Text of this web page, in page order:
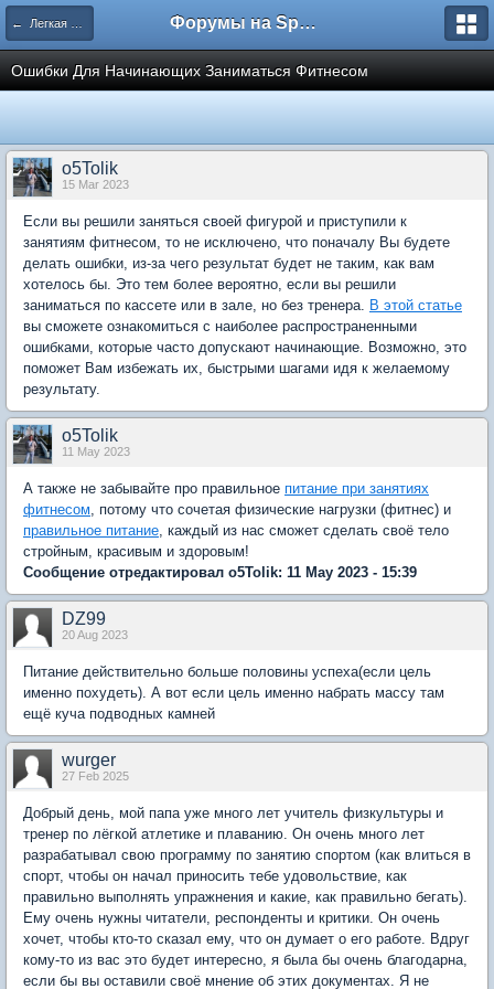
← Легкая атлетика Форумы на Sportbox.ru
Ошибки Для Начинающих Заниматься Фитнесом
o5Tolik
15 Mar 2023
Если вы решили заняться своей фигурой и приступили к
занятиям фитнесом, то не исключено, что поначалу Вы будете
делать ошибки, из-за чего результат будет не таким, как вам
хотелось бы. Это тем более вероятно, если вы решили
заниматься по кассете или в зале, но без тренера. В этой статье
вы сможете ознакомиться с наиболее распространенными
ошибками, которые часто допускают начинающие. Возможно, это
поможет Вам избежать их, быстрыми шагами идя к желаемому
результату.
o5Tolik
11 May 2023
А также не забывайте про правильное питание при занятиях
фитнесом, потому что сочетая физические нагрузки (фитнес) и
правильное питание, каждый из нас сможет сделать своё тело
стройным, красивым и здоровым!
Сообщение отредактировал o5Tolik: 11 May 2023 - 15:39
DZ99
20 Aug 2023
Питание действительно больше половины успеха(если цель
именно похудеть). А вот если цель именно набрать массу там
ещё куча подводных камней
wurger
27 Feb 2025
Добрый день, мой папа уже много лет учитель физкультуры и
тренер по лёгкой атлетике и плаванию. Он очень много лет
разрабатывал свою программу по занятию спортом (как влиться в
спорт, чтобы он начал приносить тебе удовольствие, как
правильно выполнять упражнения и какие, как правильно бегать).
Ему очень нужны читатели, респонденты и критики. Он очень
хочет, чтобы кто-то сказал ему, что он думает о его работе. Вдруг
кому-то из вас это будет интересно, я была бы очень благодарна,
если бы вы оставили своё мнение об этих документах. Я не